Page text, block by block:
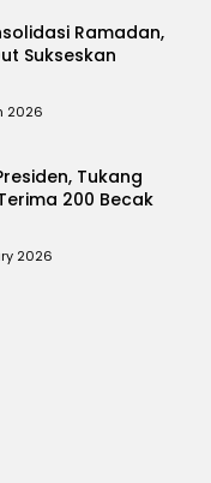
Ramadan,
Sukseskan
2026
Tukang
200 Becak
2026